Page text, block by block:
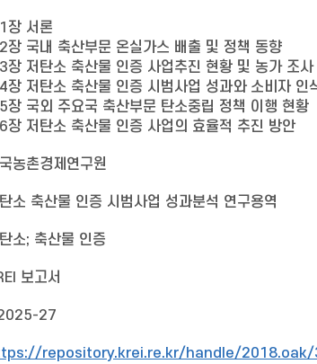
장 서론
장 국내 축산부문 온실가스 배출 및 정책 동향
장 저탄소 축산물 인증 사업추진 현황 및 농가 조사
장 저탄소 축산물 인증 시범사업 성과와 소비자 인
장 국외 주요국 축산부문 탄소중립 정책 이행 현황
장 저탄소 축산물 인증 사업의 효율적 추진 방안
농촌경제연구원
소 축산물 인증 시범사업 성과분석 연구용역
소; 축산물 인증
보고서
27
repository.krei.re.kr/handle/2018.oak/